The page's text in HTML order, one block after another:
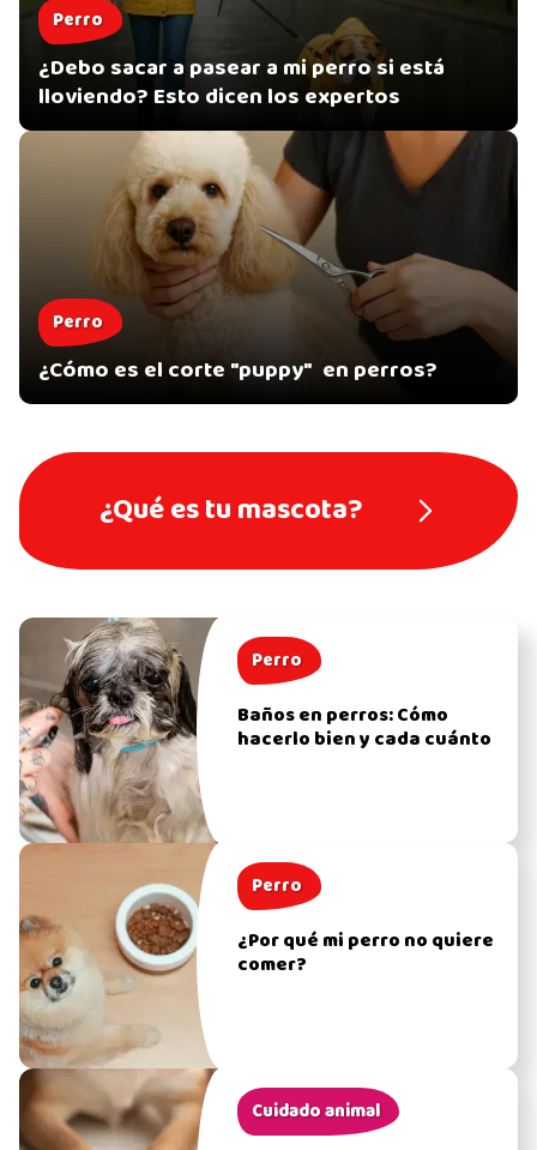
Perro
¿Debo sacar a pasear a mi perro si está
lloviendo? Esto dicen los expertos
Perro
¿Cómo es el corte "puppy" en perros?
¿Qué es tu mascota?
Perro
Baños en perros: Cómo
hacerlo bien y cada cuánto
Perro
¿Por qué mi perro no quiere
comer?
Cuidado animal